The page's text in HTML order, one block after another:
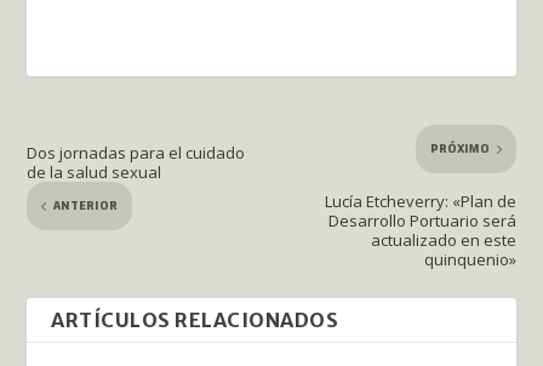
Dos jornadas para el cuidado
de la salud sexual
ANTERIOR
PRÓXIMO
Lucía Etcheverry: «Plan de
Desarrollo Portuario será
actualizado en este
quinquenio»
ARTÍCULOS RELACIONADOS